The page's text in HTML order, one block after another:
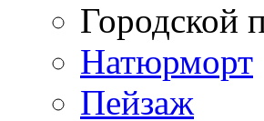
Городской
Натюрморт
Пейзаж